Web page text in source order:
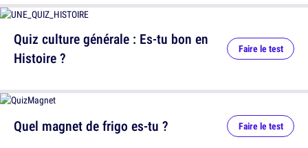
Quiz culture générale : Es-tu bon en
Histoire ?
Faire le test
Quel magnet de frigo es-tu ? Faire le test